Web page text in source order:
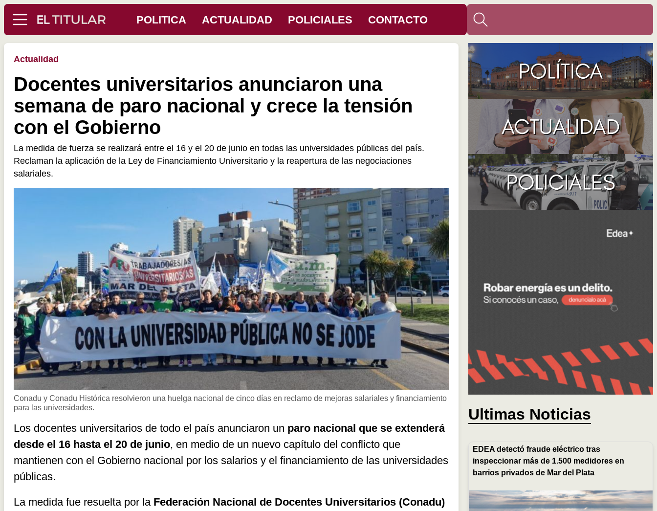
POLITICA ACTUALIDAD POLICIALES CONTACTO
Actualidad
Docentes universitarios anunciaron una
semana de paro nacional y crece la tensión
con el Gobierno
La medida de fuerza se realizará entre el 16 y el 20 de junio en todas las universidades públicas del país.
Reclaman la aplicación de la Ley de Financiamiento Universitario y la reapertura de las negociaciones
salariales.
Conadu y Conadu Histórica resolvieron una huelga nacional de cinco días en reclamo de mejoras salariales y financiamiento
para las universidades.
Los docentes universitarios de todo el país anunciaron un paro nacional que se extenderá
desde el 16 hasta el 20 de junio, en medio de un nuevo capítulo del conflicto que
mantienen con el Gobierno nacional por los salarios y el financiamiento de las universidades
públicas.
La medida fue resuelta por la Federación Nacional de Docentes Universitarios (Conadu)
Ultimas Noticias
EDEA detectó fraude eléctrico tras
inspeccionar más de 1.500 medidores en
barrios privados de Mar del Plata